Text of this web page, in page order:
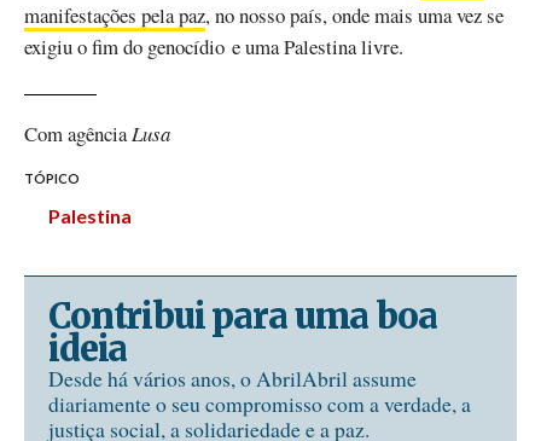
manifestações pela paz, no nosso país, onde mais uma vez se
exigiu o fim do genocídio e uma Palestina livre.
Com agênciaLusa
TÓPICO
Palestina
Contribui para uma boa
ideia
Desde há vários anos, o AbrilAbril assume
diariamente o seu compromisso com a verdade, a
justiça social, a solidariedade e a paz.